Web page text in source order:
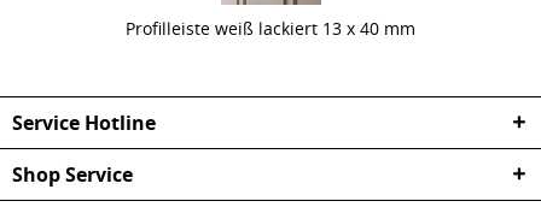
Profilleiste weiß lackiert 13 x 40 mm
Service Hotline
Shop Service